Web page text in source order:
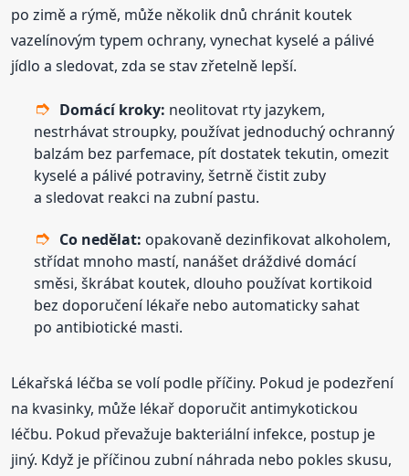
po zimě a rýmě, může několik dnů chránit koutek
vazelínovým typem ochrany, vynechat kyselé a pálivé
jídlo a sledovat, zda se stav zřetelně lepší.
Domácí kroky: neolitovat rty jazykem,
nestrhávat stroupky, používat jednoduchý ochranný
balzám bez parfemace, pít dostatek tekutin, omezit
kyselé a pálivé potraviny, šetrně čistit zuby
a sledovat reakci na zubní pastu.
Co nedělat: opakovaně dezinfikovat alkoholem,
střídat mnoho mastí, nanášet dráždivé domácí
směsi, škrábat koutek, dlouho používat kortikoid
bez doporučení lékaře nebo automaticky sahat
po antibiotické masti.
Lékařská léčba se volí podle příčiny. Pokud je podezření
na kvasinky, může lékař doporučit antimykotickou
léčbu. Pokud převažuje bakteriální infekce, postup je
jiný. Když je příčinou zubní náhrada nebo pokles skusu,